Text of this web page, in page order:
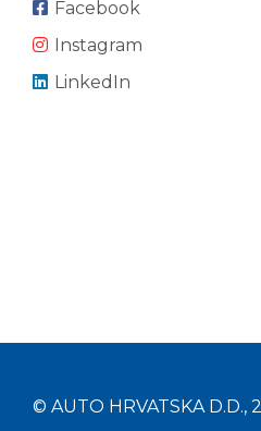
Facebook
Instagram
LinkedIn
© AUTO HRVATSKA D.D.,